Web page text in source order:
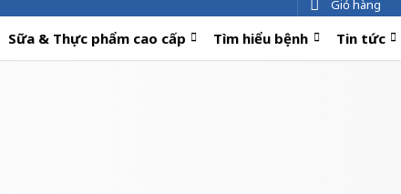
Giỏ hàng
Sữa & Thực phẩm cao cấp Tìm hiểu bệnh Tin tức